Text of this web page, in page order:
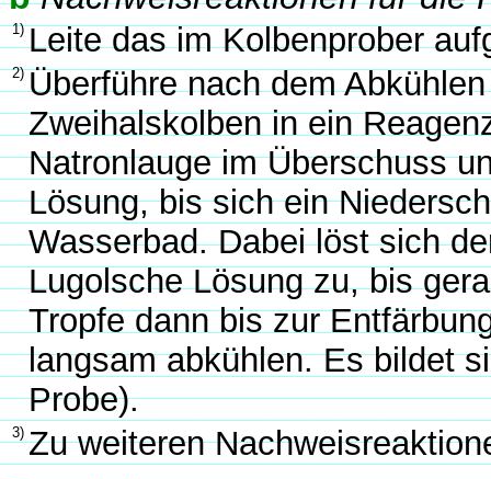
1) Leite das im Kolbenprober
2) Überführe nach dem
Zweihalskolben in ein
Natronlauge im Überschuss
Lösung, bis sich ein
Wasserbad. Dabei löst sich
Lugolsche Lösung zu, bis
Tropfe dann bis zur
langsam abkühlen. Es bildet
Probe).
3) Zu weiteren